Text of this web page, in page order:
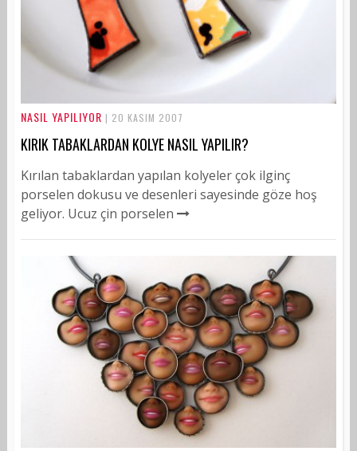
NASIL YAPILIYOR | 20 KASIM 2007
KIRIK TABAKLARDAN KOLYE NASIL YAPILIR?
Kırılan tabaklardan yapılan kolyeler çok ilginç
porselen dokusu ve desenleri sayesinde göze hoş
geliyor. Ucuz çin porselen